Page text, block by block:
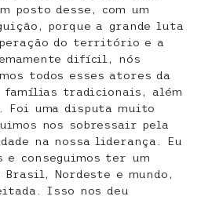
posto desse, com um
porque a grande luta
do território e a
difícil, nós
todos esses atores da
tradicionais, além
Foi uma disputa muito
nos sobressair pela
na nossa liderança. Eu
e conseguimos ter um
Nordeste e mundo,
Isso nos deu